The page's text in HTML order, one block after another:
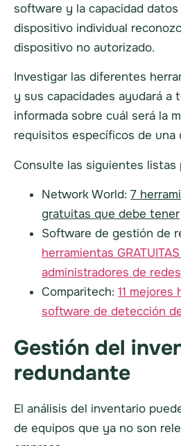
software y la capacidad datos
dispositivo individual
dispositivo no autorizado.
Investigar las diferentes
y sus capacidades ayudará a
informada sobre cuál será la
requisitos específicos de una
Consulte las siguientes listas
Network World: 7
gratuitas que debe tener
Software de gestión de
herramientas
administradores de redes
Comparitech: 11 mejores
software de detección
Gestión del
redundante
El análisis del inventario
de equipos que ya no son